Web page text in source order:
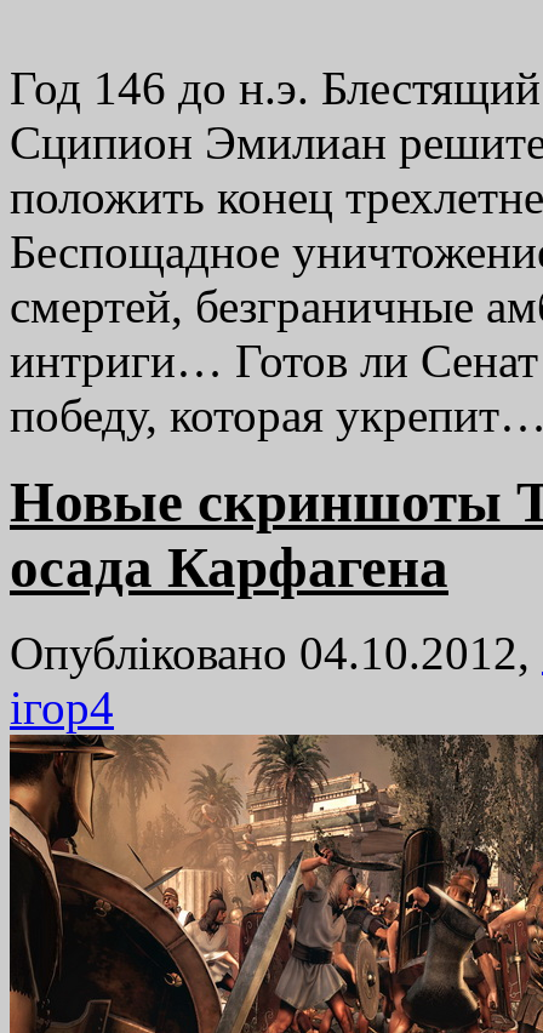
Год 146 до н.э.
Сципион Эмилиан
положить конец
Беспощадное
смертей, безграничные
интриги… Готов ли
победу, которая
Новые скриншоты
осада Карфагена
Опубліковано 04.10.2012,
ігор4